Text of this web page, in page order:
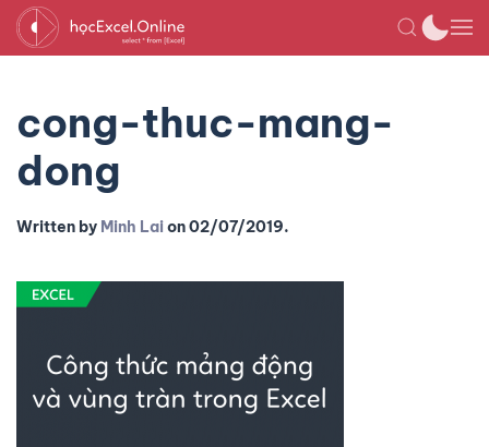
cong-thuc-mang-
dong
Written by Minh Laion02/07/2019.